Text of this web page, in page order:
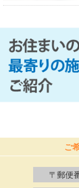
ご
〒郵便